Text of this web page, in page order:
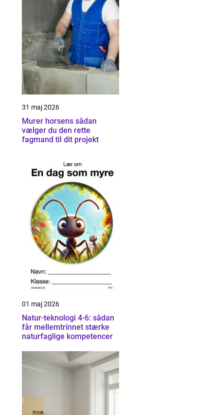
31 maj 2026
Murer horsens sådan
vælger du den rette
fagmand til dit projekt
01 maj 2026
Natur-teknologi 4-6: sådan
får mellemtrinnet stærke
naturfaglige kompetencer